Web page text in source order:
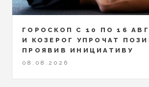
ГОРОСКОП С 10 ПО 16
И КОЗЕРОГ УПРОЧАТ
ПРОЯВИВ ИНИЦИАТИВУ
08.08.2026